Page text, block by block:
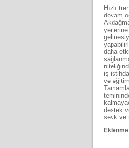
Hızlı
devam
daha
iş
ve
destek
sevk ve
Eklenme